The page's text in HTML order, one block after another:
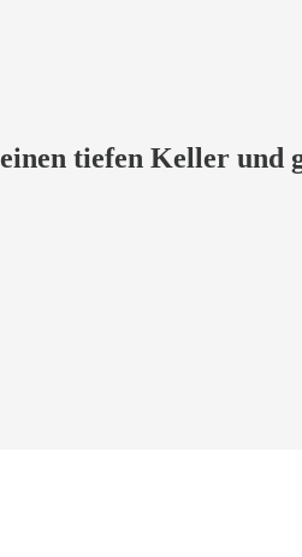
tiefen Keller und